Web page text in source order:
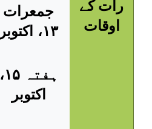
رات کے
اوقات
جمعرات
۱۳، اکتوبر
ہفتہ ۱۵،
اکتوبر